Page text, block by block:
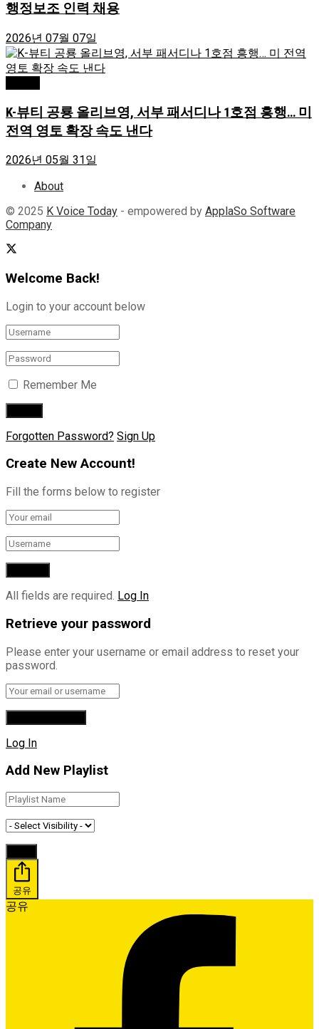
행정보조 인력 채용
2026년 07월 07일
K-뷰티 공룡 올리브영, 서부 패서디나 1호점 흥행… 미
전역 영토 확장 속도 낸다
2026년 05월 31일
About
© 2025 K Voice Today - empowered by ApplaSo Software
Company
Welcome Back!
Login to your account below
Remember Me
Forgotten Password? Sign Up
Create New Account!
Fill the forms below to register
All fields are required. Log In
Retrieve your password
Please enter your username or email address to reset your
password.
Log In
Add New Playlist
공유
공유